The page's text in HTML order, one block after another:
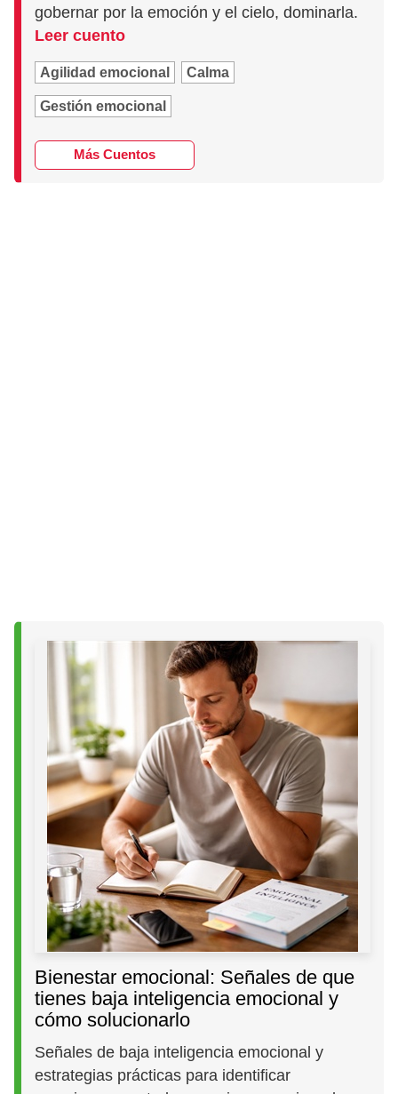
gobernar por la emoción y el cielo, dominarla.
Leer cuento
Agilidad emocional Calma
Gestión emocional
Más Cuentos
Bienestar emocional: Señales de que
tienes baja inteligencia emocional y
cómo solucionarlo
Señales de baja inteligencia emocional y
estrategias prácticas para identificar